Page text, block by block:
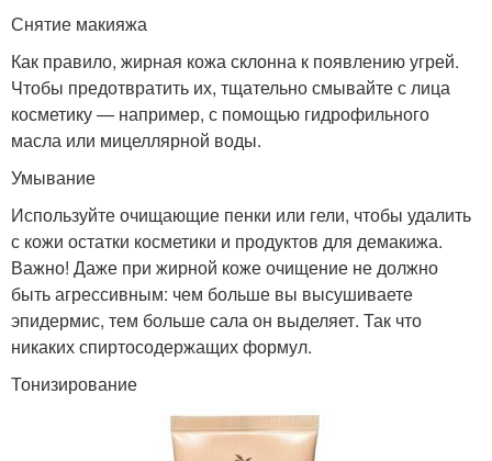
Снятие макияжа
Как правило, жирная кожа склонна к появлению угрей.
Чтобы предотвратить их, тщательно смывайте с лица
косметику — например, с помощью гидрофильного
масла или мицеллярной воды.
Умывание
Используйте очищающие пенки или гели, чтобы удалить
с кожи остатки косметики и продуктов для демакижа.
Важно! Даже при жирной коже очищение не должно
быть агрессивным: чем больше вы высушиваете
эпидермис, тем больше сала он выделяет. Так что
никаких спиртосодержащих формул.
Тонизирование